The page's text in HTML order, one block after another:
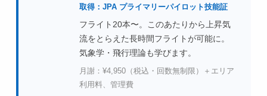
取得：JPA プライマリーパイロット技能証
フライト20本〜。このあたりから上昇気
流をとらえた長時間フライトが可能に。
気象学・飛行理論も学びます。
月謝：¥4,950（税込・回数無制限）＋エリア
利用料、管理費